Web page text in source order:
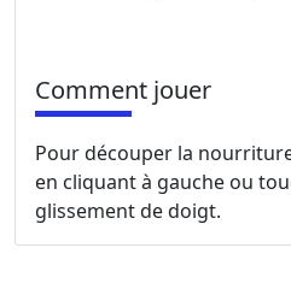
Comment jouer
Pour découper la
en cliquant à gauche ou
glissement de doigt.